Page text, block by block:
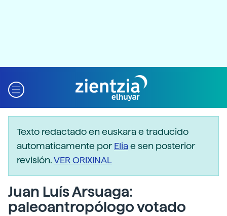
Texto redactado en euskara e traducido
automaticamente porEliae sen posterior
revisión.VER ORIXINAL
Juan Luís Arsuaga:
paleoantropólogo votado